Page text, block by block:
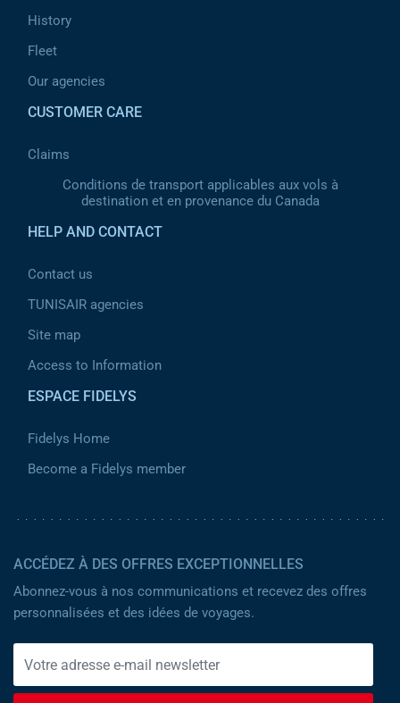
History
Fleet
Our agencies
CUSTOMER CARE
Claims
Conditions de transport applicables aux vols à
destination et en provenance du Canada
HELP AND CONTACT
Contact us
TUNISAIR agencies
Site map
Access to Information
ESPACE FIDELYS
Fidelys Home
Become a Fidelys member
ACCÉDEZ À DES OFFRES EXCEPTIONNELLES
Abonnez-vous à nos communications et recevez des offres
personnalisées et des idées de voyages.